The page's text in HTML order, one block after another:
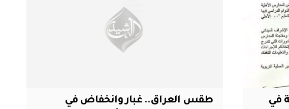
في
طقس العراق.. غبار وانخفاض في